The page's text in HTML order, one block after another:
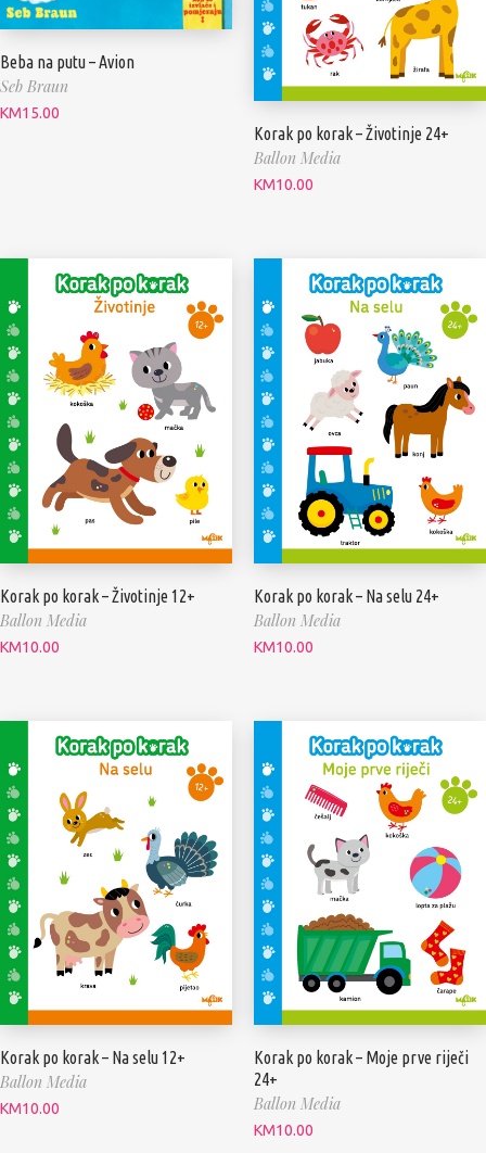
Beba na putu – Avion
Seb Braun
KM15.00
Korak po korak – Životinje 24+
Ballon Media
KM10.00
Korak po korak – Životinje 12+
Ballon Media
KM10.00
Korak po korak – Na selu 24+
Ballon Media
KM10.00
Korak po korak – Na selu 12+
Ballon Media
KM10.00
Korak po korak – Moje prve riječi
24+
Ballon Media
KM10.00